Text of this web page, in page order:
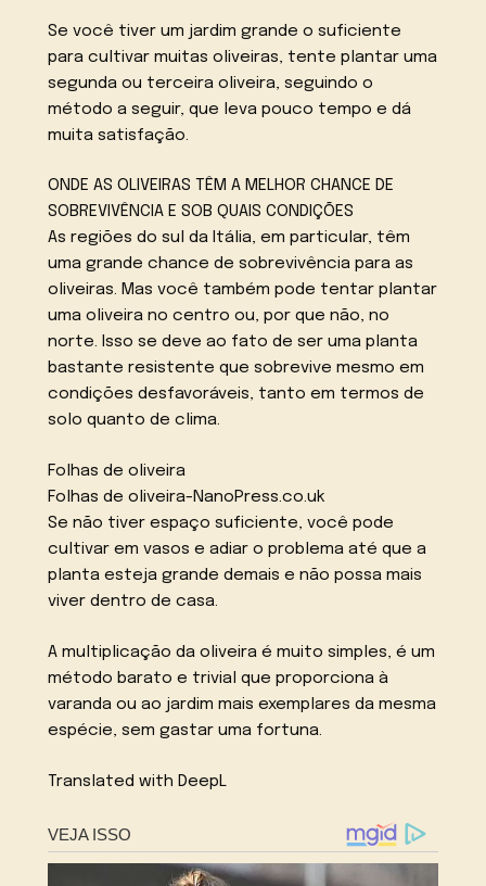
Se você tiver um jardim grande o suficiente
para cultivar muitas oliveiras, tente plantar uma
segunda ou terceira oliveira, seguindo o
método a seguir, que leva pouco tempo e dá
muita satisfação.
ONDE AS OLIVEIRAS TÊM A MELHOR CHANCE DE
SOBREVIVÊNCIA E SOB QUAIS CONDIÇÕES
As regiões do sul da Itália, em particular, têm
uma grande chance de sobrevivência para as
oliveiras. Mas você também pode tentar plantar
uma oliveira no centro ou, por que não, no
norte. Isso se deve ao fato de ser uma planta
bastante resistente que sobrevive mesmo em
condições desfavoráveis, tanto em termos de
solo quanto de clima.
Folhas de oliveira
Folhas de oliveira-NanoPress.co.uk
Se não tiver espaço suficiente, você pode
cultivar em vasos e adiar o problema até que a
planta esteja grande demais e não possa mais
viver dentro de casa.
A multiplicação da oliveira é muito simples, é um
método barato e trivial que proporciona à
varanda ou ao jardim mais exemplares da mesma
espécie, sem gastar uma fortuna.
Translated with DeepL